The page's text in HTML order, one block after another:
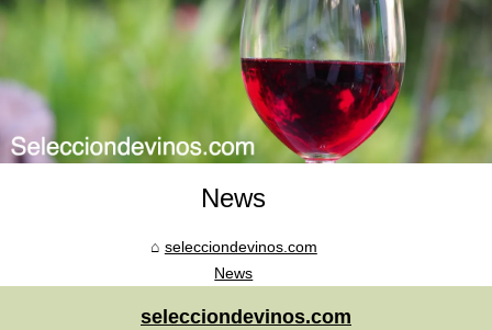
News
selecciondevinos.com
News
selecciondevinos.com